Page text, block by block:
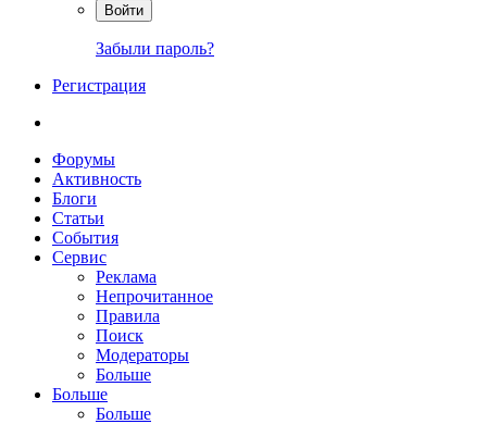
Войти
Забыли пароль?
Регистрация
Форумы
Активность
Блоги
Статьи
События
Сервис
Реклама
Непрочитанное
Правила
Поиск
Модераторы
Больше
Больше
Больше